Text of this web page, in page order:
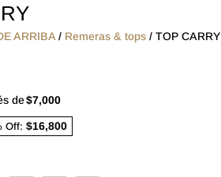
ARRIBA / Remeras & tops / TOP CARRY
de$7,000
Off:$16,800